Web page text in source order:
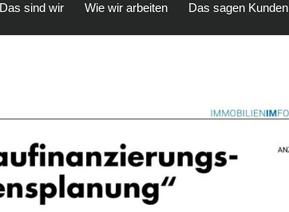
Das sind wir Wie wir arbeiten Das sagen Kunden